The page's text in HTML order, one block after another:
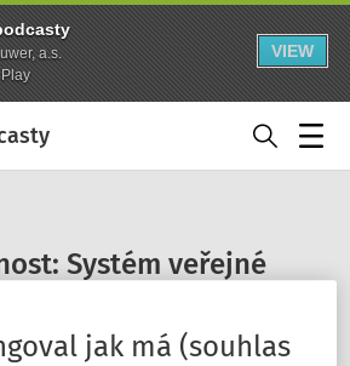
a.s.
VIEW
Systém veřejné
jak má (souhlas